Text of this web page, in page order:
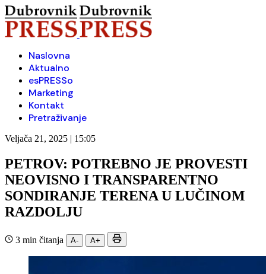
Naslovna
Aktualno
esPRESSo
Marketing
Kontakt
Pretraživanje
Veljača 21, 2025 | 15:05
PETROV: POTREBNO JE PROVESTI
NEOVISNO I TRANSPARENTNO
SONDIRANJE TERENA U LUČINOM
RAZDOLJU
3 min čitanja A- A+